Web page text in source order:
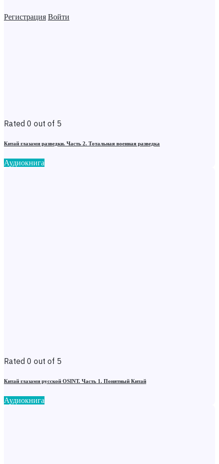
Регистрация Войти
Rated 0 out of 5
Китай глазами разведки. Часть 2. Тотальная военная разведка
Аудиокнига
Rated 0 out of 5
Китай глазами русской OSINT. Часть 1. Понятный Китай
Аудиокнига